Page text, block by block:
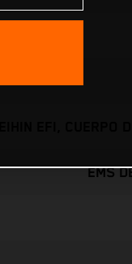
EFI, CUERPO
EMS